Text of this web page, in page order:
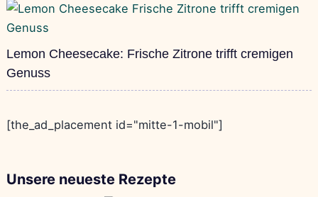
Lemon Cheesecake: Frische Zitrone trifft cremigen
Genuss
[the_ad_placement id="mitte-1-mobil"]
Unsere neueste Rezepte